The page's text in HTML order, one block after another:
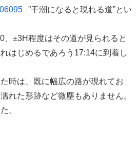
”干潮になると現れる道”とい
、±3H程度はその道が見られると
はじめるであろう17:14に到着し
時は、既に幅広の路が現れてお
れた形跡など微塵もありません。
。